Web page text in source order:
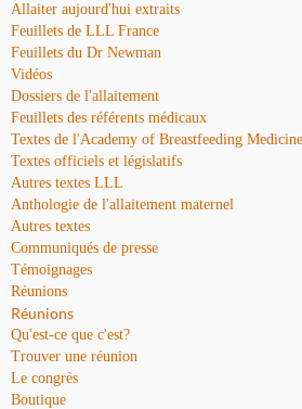
Allaiter aujourd'hui extraits
Feuillets de LLL France
Feuillets du Dr Newman
Vidéos
Dossiers de l'allaitement
Feuillets des référents médicaux
Textes de l'Academy of Breastfeeding Medicine
Textes officiels et législatifs
Autres textes LLL
Anthologie de l'allaitement maternel
Autres textes
Communiqués de presse
Témoignages
Réunions
Réunions
Qu'est-ce que c'est?
Trouver une réunion
Le congrès
Boutique